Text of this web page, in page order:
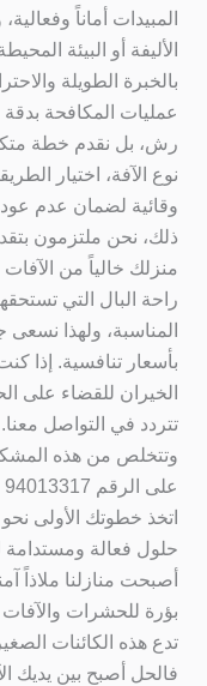
المبيدات أماناً
الأليفة أو البيئة
بالخبرة الطويلة
عمليات المكافحة
رش، بل نقدم خطة
نوع الآفة، اختيار
وقائية لضمان عدم
ذلك، نحن ملتزمون
منزلك خالياً من
راحة البال التي
المناسبة، ولهذا
بأسعار تنافسية.
الخيران للقضاء على
تتردد في التواصل
وتتخلص من هذه المشكلة
اتخذ خطوتك الأولى
حلول فعالة ومستدامة
أصبحت منازلنا ملاذاً
بؤرة للحشرات والآفات
تدع هذه الكائنات
فالحل أصبح بين يديك